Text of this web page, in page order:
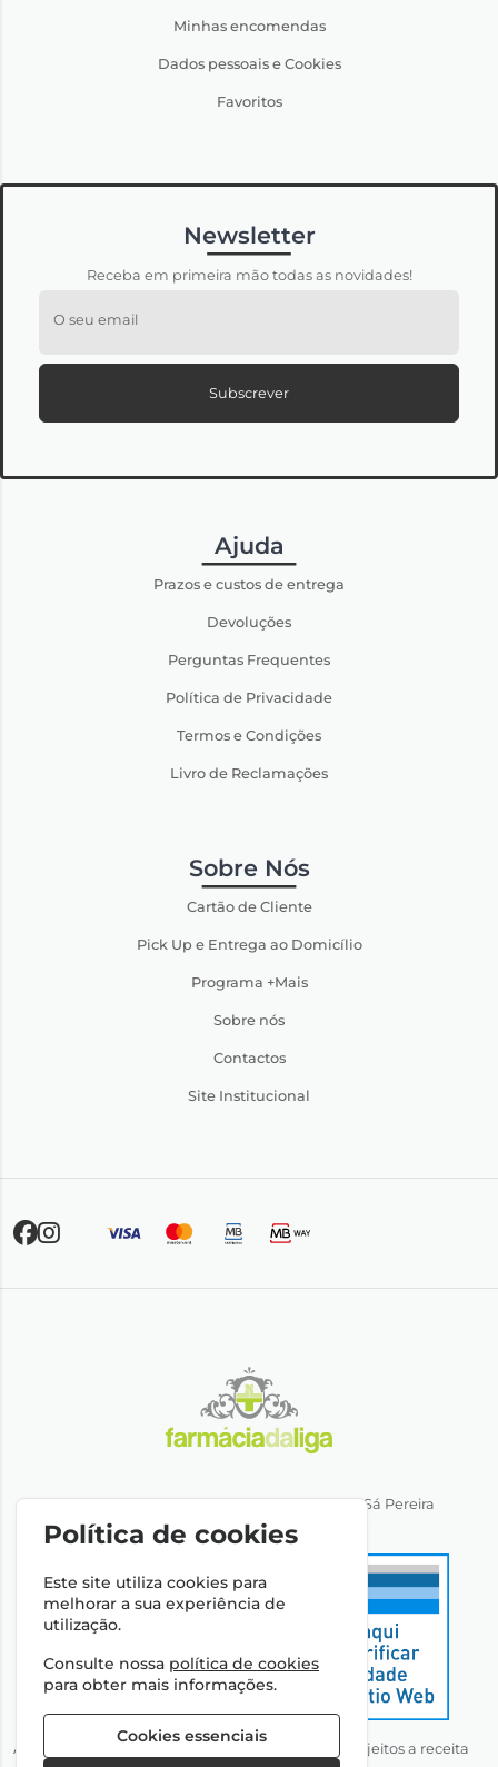
Minhas encomendas
Dados pessoais e Cookies
Favoritos
Newsletter
Receba em primeira mão todas as novidades!
O seu email
Subscrever
Ajuda
Prazos e custos de entrega
Devoluções
Perguntas Frequentes
Política de Privacidade
Termos e Condições
Livro de Reclamações
Sobre Nós
Cartão de Cliente
Pick Up e Entrega ao Domicílio
Programa +Mais
Sobre nós
Contactos
Site Institucional
Direção Técnica: Dra. Ana Rita Miranda de Sá Pereira
NIPC: 501064974
Autorizado a disponibilizar medicamentos não sujeitos a receita
Política de cookies
Este site utiliza cookies para
melhorar a sua experiência de
utilização.
Consulte nossa política de cookies
para obter mais informações.
Cookies essenciais